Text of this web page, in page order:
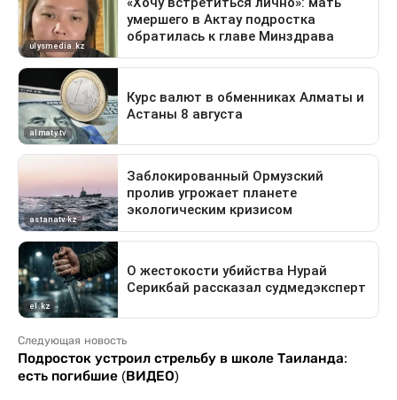
Следующая новость
Подросток устроил стрельбу в школе Таиланда:
есть погибшие (ВИДЕО)